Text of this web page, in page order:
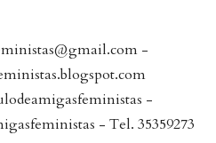
-
-
- Tel. 35359273